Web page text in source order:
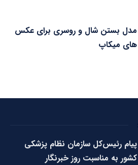
مدل بستن شال و روسری برای عکس
های میکاپ
پیام رئیس‌کل سازمان نظام پزشکی
کشور به مناسبت روز خبرنگار